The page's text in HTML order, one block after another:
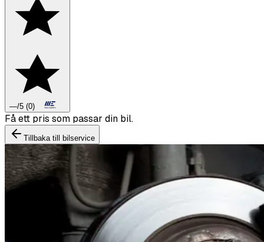
—/5 (0)
Boka däckbyte eller montering inför vintern.
Tillbaka till bilservice